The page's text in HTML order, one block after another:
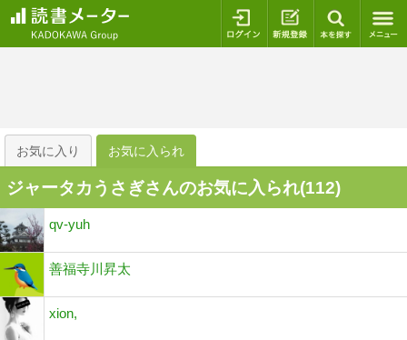
ログイン 新規登録
お気に入り お気に入られ
ジャータカうさぎさんのお気に入られ(112)
qv-yuh
善福寺川昇太
xion,